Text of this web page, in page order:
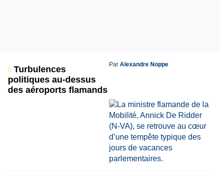
Turbulences
politiques au-dessus
des aéroports flamands
Par Alexandre Noppe